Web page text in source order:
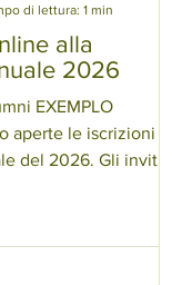
alla
2026
EXEMPLO
aperte le iscrizioni per
del 2026. Gli inviti
l'ora di rivederti il
di lettura: 1 min